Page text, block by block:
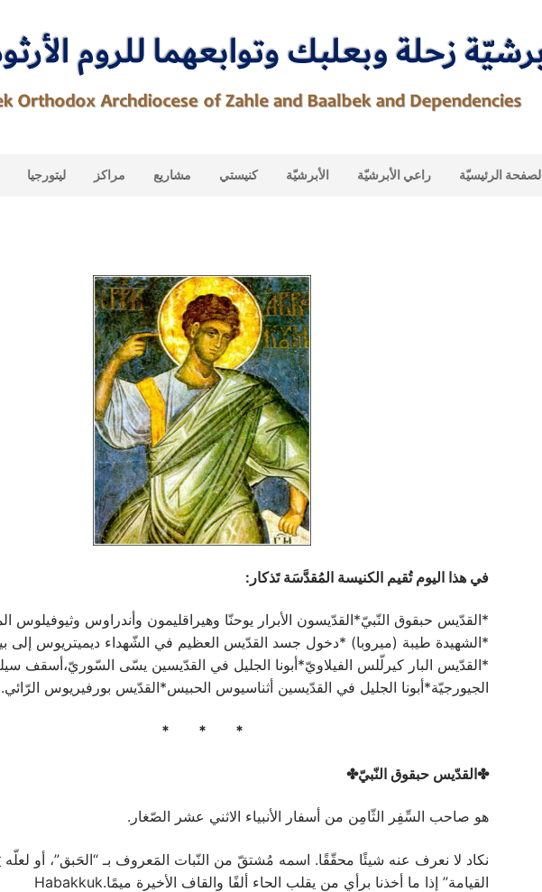
ليتورجيا مراكز مشاريع كنيستي الأبرشيّة راعي الأبرشيّة الصفحة الرئيسيّة
في هذا اليوم تُقيم الكنيسة المُقدَّسَة تَذكار:
*القدّيس حبقوق النّبيّ*القدّيسون الأبرار يوحنّا وهيراقليمون وأندراوس وثيوفيلوس
*الشهيدة طيبة (ميروبا) *دخول جسد القدّيس العظيم في الشّهداء ديميتريوس إلى
*القدّيس البار كيرلّلس الفيلاويّ*أبونا الجليل في القدّيسين يسّى السّوريّ،أسقف
الجيورجيّة*أبونا الجليل في القدّيسين أثناسيوس الحبيس*القدّيس بورفيريوس الرّائي.
* * *
✤القدّيس حبقوق النّبيّ✤
‏هو صاحب السِّفِر الثّامِن من أسفار الأنبياء الاثني عشر الصّغار.
نكاد لا نعرف عنه شيئًا محقّقًا. اسمه مُشتقّ من النّبات المَعروف بـ “الحَبق”، أو لعلّه
القيامة” إذا ما أخذنا برأي من يقلب الحاء ألفًا والقاف الأخيرة ميمًا.Habakkuk